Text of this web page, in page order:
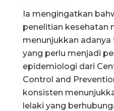
Ia mengingatkan
penelitian kesehatan
menunjukkan
yang perlu menjadi
epidemiologi dari
Control and
konsisten
lelaki yang